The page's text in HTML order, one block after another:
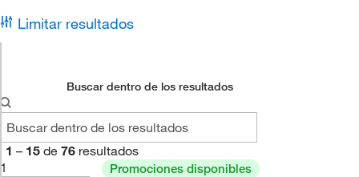
Limitar resultados
Buscar dentro de los resultados
1 – 15 de 76 resultados
1
Promociones disponibles